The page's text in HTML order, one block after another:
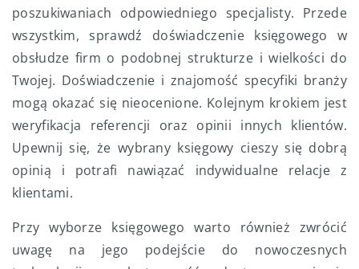
poszukiwaniach odpowiedniego specjalisty. Przede
wszystkim, sprawdź doświadczenie księgowego w
obsłudze firm o podobnej strukturze i wielkości do
Twojej. Doświadczenie i znajomość specyfiki branży
mogą okazać się nieocenione. Kolejnym krokiem jest
weryfikacja referencji oraz opinii innych klientów.
Upewnij się, że wybrany księgowy cieszy się dobrą
opinią i potrafi nawiązać indywidualne relacje z
klientami.
Przy wyborze księgowego warto również zwrócić
uwagę na jego podejście do nowoczesnych